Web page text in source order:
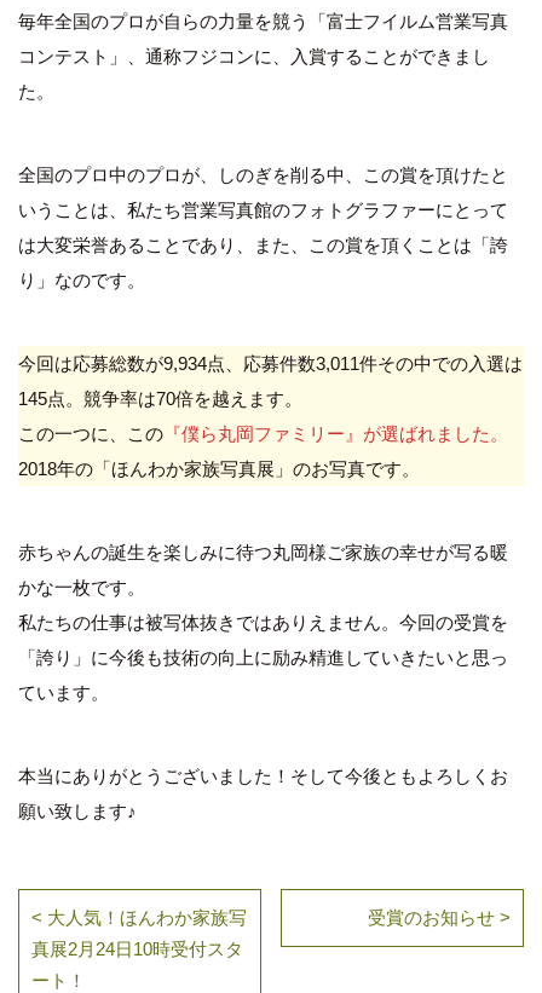
毎年全国のプロが自らの力量を競う「富士フイルム営業写真
コンテスト」、通称フジコンに、入賞することができまし
た。
全国のプロ中のプロが、しのぎを削る中、この賞を頂けたと
いうことは、私たち営業写真館のフォトグラファーにとって
は大変栄誉あることであり、また、この賞を頂くことは「誇
り」なのです。
今回は応募総数が9,934点、応募件数3,011件その中での入選は
145点。競争率は70倍を越えます。
この一つに、この 『僕ら丸岡ファミリー』が選ばれました。
2018年の「ほんわか家族写真展」のお写真です。
赤ちゃんの誕生を楽しみに待つ丸岡様ご家族の幸せが写る暖
かな一枚です。
私たちの仕事は被写体抜きではありえません。今回の受賞を
「誇り」に今後も技術の向上に励み精進していきたいと思っ
ています。
本当にありがとうございました！そして今後ともよろしくお
願い致します♪
< 大人気！ほんわか家族写
真展2月24日10時受付スタ
ート！
受賞のお知らせ >